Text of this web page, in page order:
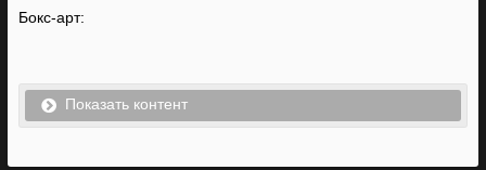
Бокс-арт:
Показать контент